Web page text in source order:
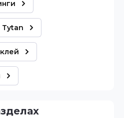
Tytan
клей